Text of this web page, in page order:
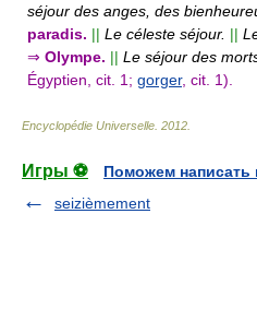
séjour des anges, des
paradis. || Le céleste séjour. ||
⇒ Olympe. || Le séjour des
Égyptien, cit. 1; gorger, cit. 1).
Encyclopédie Universelle 2012
Игры ⚽
Поможем написать
seizièmement